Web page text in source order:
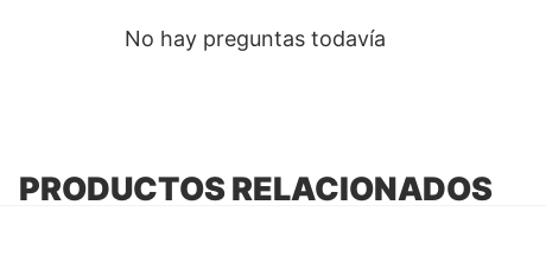
No hay preguntas todavía
PRODUCTOS RELACIONADOS